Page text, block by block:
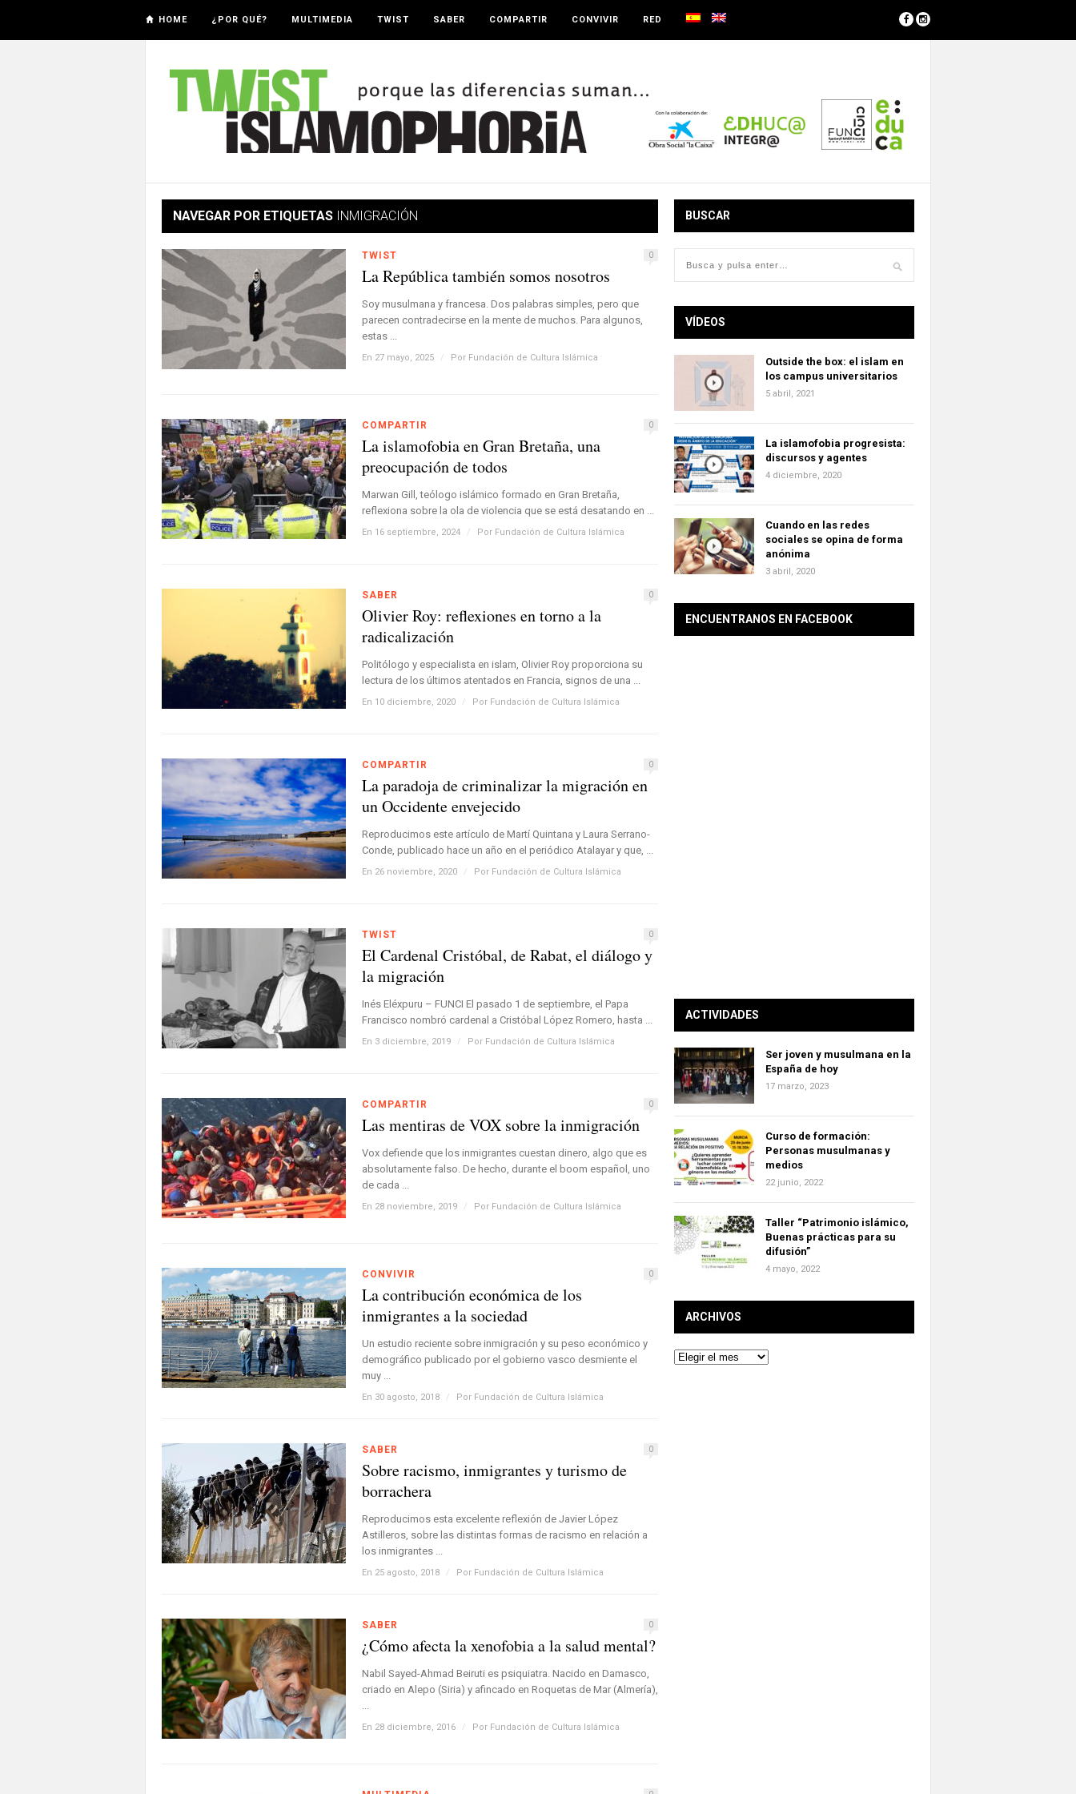
HOME ¿POR QUÉ? MULTIMEDIA TWIST SABER COMPARTIR CONVIVIR RED
NAVEGAR POR ETIQUETAS INMIGRACIÓN
TWIST 0
La República también somos nosotros
Soy musulmana y francesa. Dos palabras simples, pero que
parecen contradecirse en la mente de muchos. Para algunos,
estas ...
En 27 mayo, 2025 / Por Fundación de Cultura Islámica
COMPARTIR 0
La islamofobia en Gran Bretaña, una
preocupación de todos
Marwan Gill, teólogo islámico formado en Gran Bretaña,
reflexiona sobre la ola de violencia que se está desatando en ...
En 16 septiembre, 2024 / Por Fundación de Cultura Islámica
SABER 0
Olivier Roy: reflexiones en torno a la
radicalización
Politólogo y especialista en islam, Olivier Roy proporciona su
lectura de los últimos atentados en Francia, signos de una ...
En 10 diciembre, 2020 / Por Fundación de Cultura Islámica
COMPARTIR 0
La paradoja de criminalizar la migración en
un Occidente envejecido
Reproducimos este artículo de Martí Quintana y Laura Serrano-
Conde, publicado hace un año en el periódico Atalayar y que, ...
En 26 noviembre, 2020 / Por Fundación de Cultura Islámica
TWIST 0
El Cardenal Cristóbal, de Rabat, el diálogo y
la migración
Inés Eléxpuru – FUNCI El pasado 1 de septiembre, el Papa
Francisco nombró cardenal a Cristóbal López Romero, hasta ...
En 3 diciembre, 2019 / Por Fundación de Cultura Islámica
COMPARTIR 0
Las mentiras de VOX sobre la inmigración
Vox defiende que los inmigrantes cuestan dinero, algo que es
absolutamente falso. De hecho, durante el boom español, uno
de cada ...
En 28 noviembre, 2019 / Por Fundación de Cultura Islámica
CONVIVIR 0
La contribución económica de los
inmigrantes a la sociedad
Un estudio reciente sobre inmigración y su peso económico y
demográfico publicado por el gobierno vasco desmiente el
muy ...
En 30 agosto, 2018 / Por Fundación de Cultura Islámica
SABER 0
Sobre racismo, inmigrantes y turismo de
borrachera
Reproducimos esta excelente reflexión de Javier López
Astilleros, sobre las distintas formas de racismo en relación a
los inmigrantes ...
En 25 agosto, 2018 / Por Fundación de Cultura Islámica
SABER 0
¿Cómo afecta la xenofobia a la salud mental?
Nabil Sayed-Ahmad Beiruti es psiquiatra. Nacido en Damasco,
criado en Alepo (Siria) y afincado en Roquetas de Mar (Almería),
...
En 28 diciembre, 2016 / Por Fundación de Cultura Islámica
BUSCAR
VÍDEOS
Outside the box: el islam en
los campus universitarios
5 abril, 2021
La islamofobia progresista:
discursos y agentes
4 diciembre, 2020
Cuando en las redes
sociales se opina de forma
anónima
3 abril, 2020
ENCUENTRANOS EN FACEBOOK
ACTIVIDADES
Ser joven y musulmana en la
España de hoy
17 marzo, 2023
Curso de formación:
Personas musulmanas y
medios
22 junio, 2022
Taller “Patrimonio islámico,
Buenas prácticas para su
difusión”
4 mayo, 2022
ARCHIVOS
Archivos